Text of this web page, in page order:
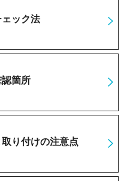
ック法
認箇所
り付けの注意点